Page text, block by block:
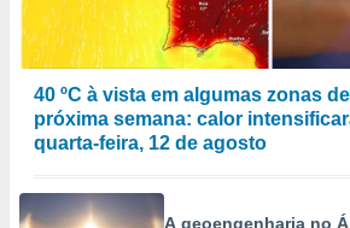
40 ºC à vista em algumas zonas
próxima semana: calor
quarta-feira, 12 de agosto
A geoengenharia no